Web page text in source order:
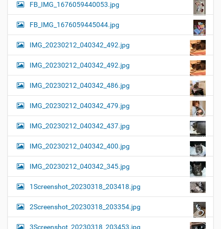
FB_IMG_1676059440053.jpg
FB_IMG_1676059445044.jpg
IMG_20230212_040342_492.jpg
IMG_20230212_040342_492.jpg
IMG_20230212_040342_486.jpg
IMG_20230212_040342_479.jpg
IMG_20230212_040342_437.jpg
IMG_20230212_040342_400.jpg
IMG_20230212_040342_345.jpg
1Screenshot_20230318_203418.jpg
2Screenshot_20230318_203354.jpg
3Screenshot_20230318_203453.jpg